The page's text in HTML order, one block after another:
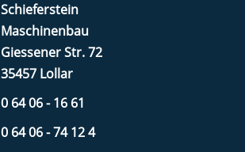
Schieferstein
Maschinenbau
Giessener Str. 72
35457 Lollar
0 64 06 - 16 61
0 64 06 - 74 12 4